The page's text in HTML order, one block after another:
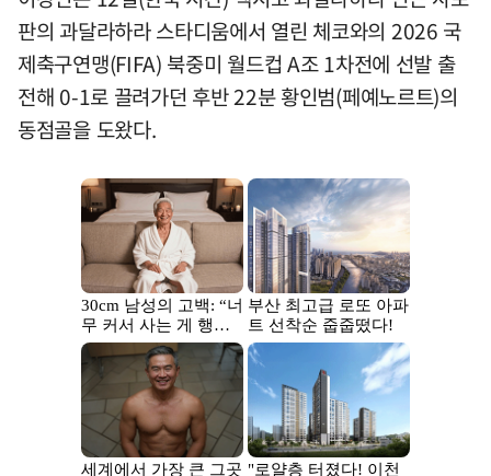
판의 과달라하라 스타디움에서 열린 체코와의 2026 국
제축구연맹(FIFA) 북중미 월드컵 A조 1차전에 선발 출
전해 0-1로 끌려가던 후반 22분 황인범(페예노르트)의
동점골을 도왔다.